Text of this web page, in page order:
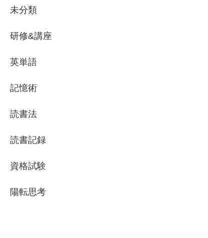
未分類
研修&講座
英単語
記憶術
読書法
読書記録
資格試験
陽転思考